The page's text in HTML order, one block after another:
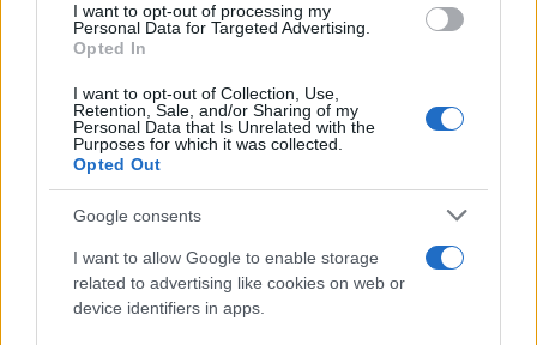
I want to opt-out of processing my
Personal Data for Targeted Advertising.
Opted In
I want to opt-out of Collection, Use,
Retention, Sale, and/or Sharing of my
Personal Data that Is Unrelated with the
Purposes for which it was collected.
Opted Out
Google consents
I want to allow Google to enable storage
related to advertising like cookies on web or
device identifiers in apps.
Nome Preço
(KBTC)
$83,270.00
Eureka Bridged PAX Gold (Terra
(PAXG)
$4,205.78